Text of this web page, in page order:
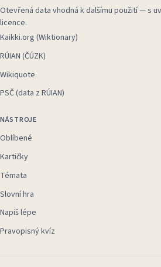
Otevřená data vhodná k dalšímu použití — s
licence.
Kaikki.org (Wiktionary)
RÚIAN (ČÚZK)
Wikiquote
PSČ (data z RÚIAN)
NÁSTROJE
Oblíbené
Kartičky
Témata
Slovní hra
Napiš lépe
Pravopisný kvíz